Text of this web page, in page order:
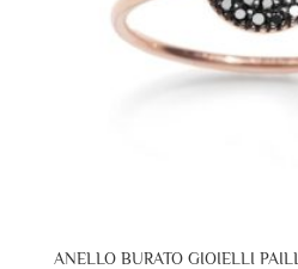
ANELLO BURATO GIOIELLI